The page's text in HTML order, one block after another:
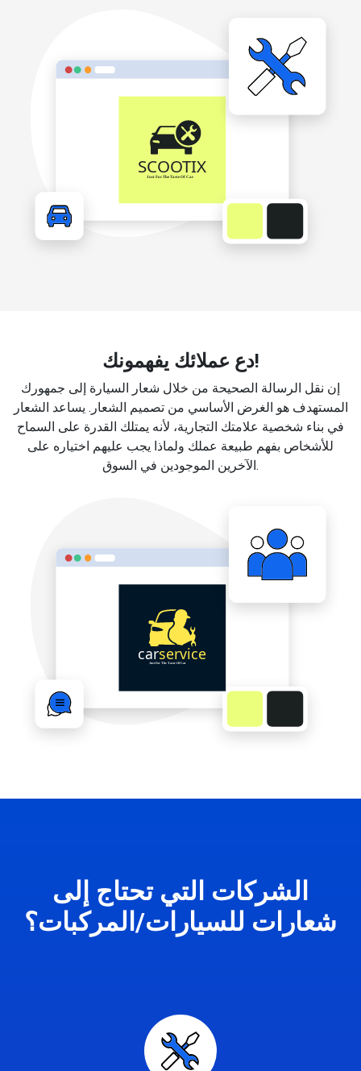
دع عملائك يفهمونك!
إن نقل الرسالة الصحيحة من خلال شعار السيارة إلى جمهورك
المستهدف هو الغرض الأساسي من تصميم الشعار. يساعد الشعار
في بناء شخصية علامتك التجارية، لأنه يمتلك القدرة على السماح
للأشخاص بفهم طبيعة عملك ولماذا يجب عليهم اختياره على
الآخرين الموجودين في السوق.
الشركات التي تحتاج إلى
شعارات للسيارات/المركبات؟